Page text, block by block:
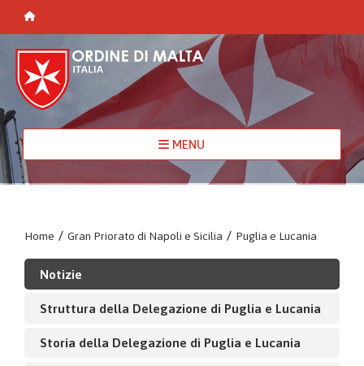
MENU
Home / Gran Priorato di Napoli e Sicilia / Puglia e Lucania
Notizie
Struttura della Delegazione di Puglia e Lucania
Storia della Delegazione di Puglia e Lucania